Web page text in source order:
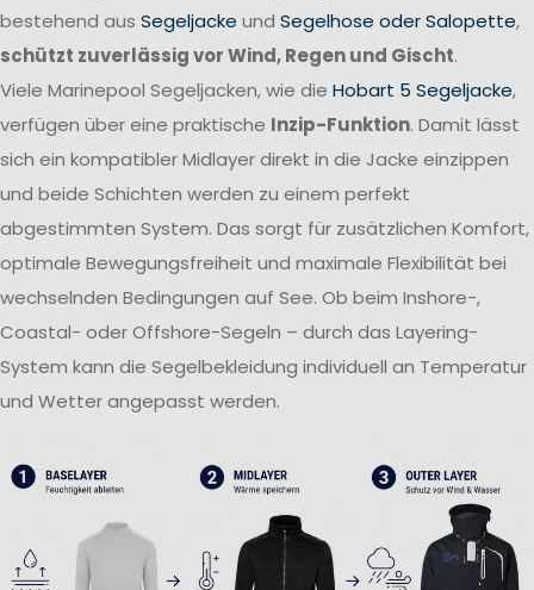
bestehend aus Segeljacke und Segelhose oder Salopette,
schützt zuverlässig vor Wind, Regen und Gischt.
Viele Marinepool Segeljacken, wie die Hobart 5 Segeljacke,
verfügen über eine praktische Inzip-Funktion. Damit lässt
sich ein kompatibler Midlayer direkt in die Jacke einzippen
und beide Schichten werden zu einem perfekt
abgestimmten System. Das sorgt für zusätzlichen Komfort,
optimale Bewegungsfreiheit und maximale Flexibilität bei
wechselnden Bedingungen auf See. Ob beim Inshore-,
Coastal- oder Offshore-Segeln – durch das Layering-
System kann die Segelbekleidung individuell an Temperatur
und Wetter angepasst werden.